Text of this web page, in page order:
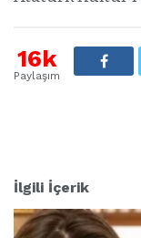
16k
Paylaşım
İlgili İçerik